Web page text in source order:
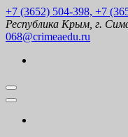
Перейти
к
содержимому
Enter)
+7 (3652) 504-398, +7
Республика Крым, г.
068@crimeaedu.ru